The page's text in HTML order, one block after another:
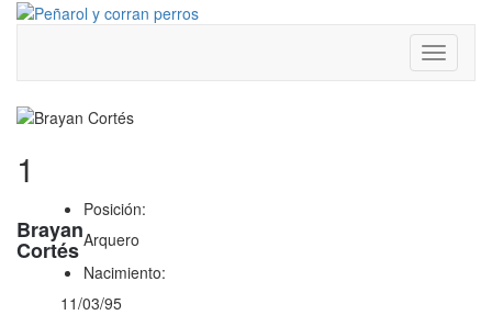
Toggle
1
Brayan
Cortés
Posición:
Arquero
Nacimiento:
11/03/95